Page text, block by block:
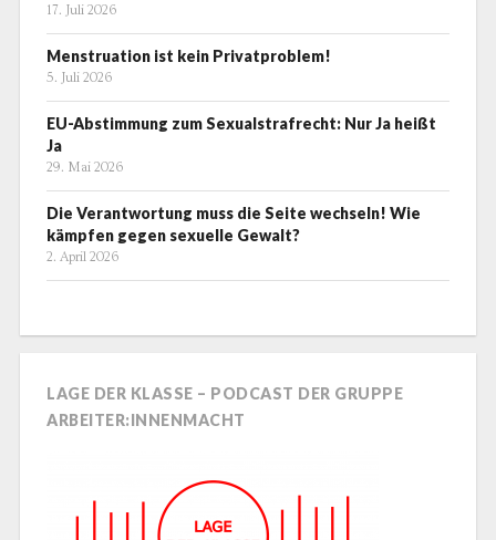
17. Juli 2026
Menstruation ist kein Privatproblem!
5. Juli 2026
EU-Abstimmung zum Sexualstrafrecht: Nur Ja heißt
Ja
29. Mai 2026
Die Verantwortung muss die Seite wechseln! Wie
kämpfen gegen sexuelle Gewalt?
2. April 2026
LAGE DER KLASSE – PODCAST DER GRUPPE
ARBEITER:INNENMACHT